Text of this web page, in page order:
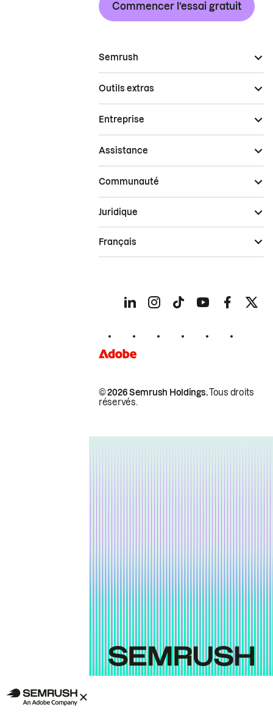
Commencer l’essai gratuit
Semrush
Outils extras
Entreprise
Assistance
Communauté
© 2026 Semrush Holdings.Tous droits
réservés.
Juridique
Français